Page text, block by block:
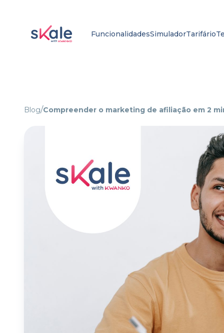
FuncionalidadesSimuladorTarifário
Blog/Compreender o marketing de afiliação em 2